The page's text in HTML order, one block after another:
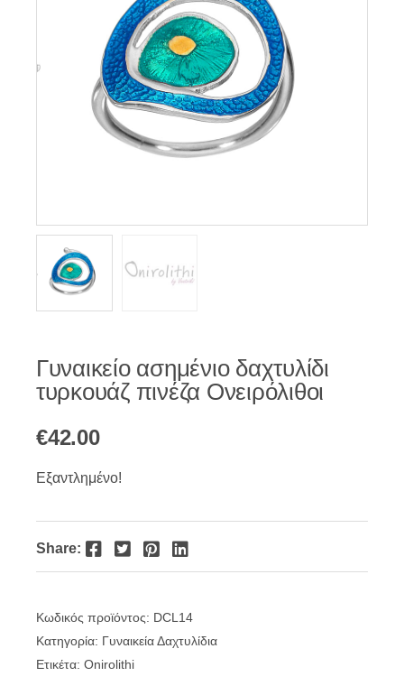
Γυναικείο ασημένιο δαχτυλίδι
τυρκουάζ πινέζα Ονειρόλιθοι
€42.00
Εξαντλημένο!
Share: Facebook Twitter Pinterest LinkedIn
Κωδικός προϊόντος: DCL14
Κατηγορία: Γυναικεία Δαχτυλίδια
Ετικέτα: Onirolithi